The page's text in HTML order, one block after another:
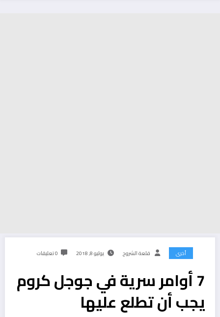
أخرى قلعة الشروح يوليو 8, 2018 0 تعليقات
7 أوامر سرية في جوجل كروم
يجب أن تطلع عليها